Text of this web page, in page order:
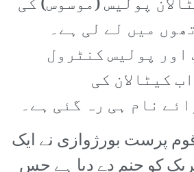
میں لے لی ہے۔
پولیس کنٹرول
کیٹالان کی
نام ہی رہ گئی ہے۔
قوم پرست بورژوازی نے ایک